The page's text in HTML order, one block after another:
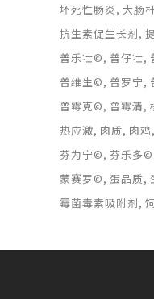
坏死性肠炎 大肠
抗生素促生长剂
普乐壮© 普仔壮
普维生© 普罗宁
普霉克© 普霉清
热应激 肉质 肉鸡
芬为宁© 芬乐多©
蒙赛罗© 蛋品质
霉菌毒素吸附剂